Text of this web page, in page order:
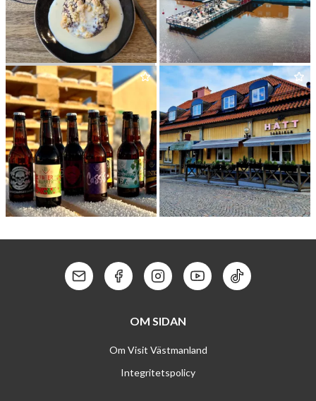
BREAD&SWEETS BY JENNIE CARLS­SON PÅ KAJEN
Kontakt: MailKontakt: Facebook
Kontakt: Instagram
Kontakt: Youtube
Kontakt: Tik
OM SIDAN
Om Visit Västmanland
Integritetspolicy